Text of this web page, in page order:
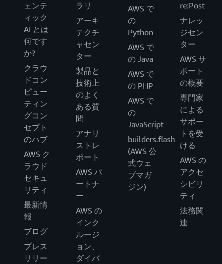
ェンテ
ィック
AI とは
何です
か?
クラウ
ドコン
ピュー
ティン
グコン
セプト
のハブ
AWS ク
ラウド
セキュ
リティ
最新情
報
ブログ
プレス
リリー
ラリ
アーキ
テクチ
ャセン
ター
製品と
技術上
のよく
ある質
問
アナリ
ストレ
ポート
AWS パ
ートナ
ー
AWS の
インク
ルージ
ョン、
ダイバ
AWS で
の
Python
AWS で
の Java
AWS で
の PHP
AWS で
の
JavaScript
builders.flash
(AWS 公
式ウェ
ブマガ
ジン)
re:Post
ナレッ
ジセン
ター
AWS サ
ポート
の概要
専門家
による
サポー
トを受
ける
AWS の
アクセ
シビリ
ティ
法務関
連